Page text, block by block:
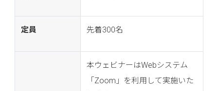
定員 先着300名
本ウェビナーはWebシステム
「Zoom」を利用して実施いた